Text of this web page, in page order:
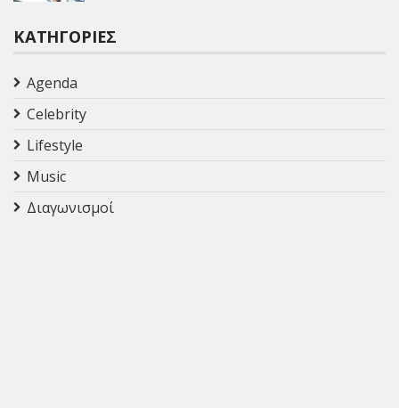
ΚΑΤΗΓΟΡΊΕΣ
Agenda
Celebrity
Lifestyle
Music
Διαγωνισμοί